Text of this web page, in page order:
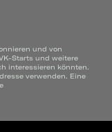
und von
Starts und weitere
interessieren könnten.
verwenden. Eine